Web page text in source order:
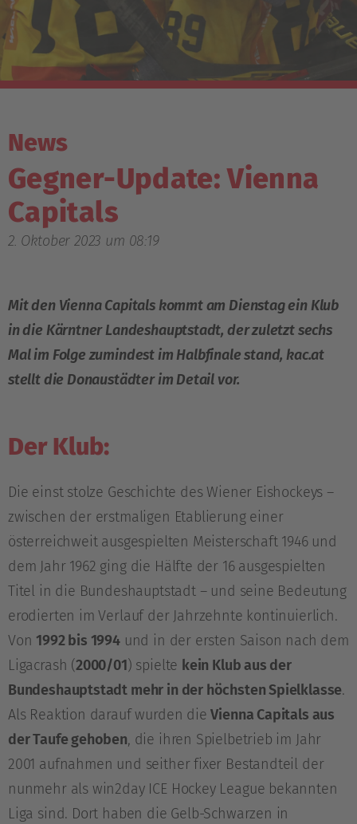
News
Gegner-Update: Vienna
Capitals
2. Oktober 2023 um 08:19
Mit den Vienna Capitals kommt am Dienstag ein Klub
in die Kärntner Landeshauptstadt, der zuletzt sechs
Mal im Folge zumindest im Halbfinale stand, kac.at
stellt die Donaustädter im Detail vor.
Der Klub:
Die einst stolze Geschichte des Wiener Eishockeys –
zwischen der erstmaligen Etablierung einer
österreichweit ausgespielten Meisterschaft 1946 und
dem Jahr 1962 ging die Hälfte der 16 ausgespielten
Titel in die Bundeshauptstadt – und seine Bedeutung
erodierten im Verlauf der Jahrzehnte kontinuierlich.
Von 1992 bis 1994und in der ersten Saison nach dem
Ligacrash (2000/01) spielte kein Klub aus der
Bundeshauptstadt mehr in der höchsten Spielklasse.
Als Reaktion darauf wurden dieVienna Capitals aus
der Taufe gehoben, die ihren Spielbetrieb im Jahr
2001 aufnahmen und seither fixer Bestandteil der
nunmehr als win2day ICE Hockey League bekannten
Liga sind. Dort haben die Gelb-Schwarzen in